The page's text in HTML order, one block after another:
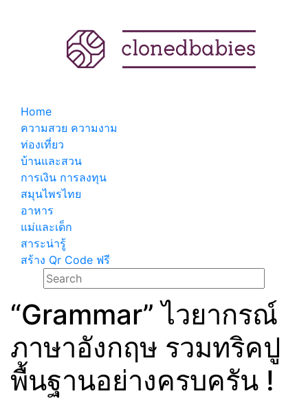
Home
ความสวย ความงาม
ท่องเที่ยว
บ้านและสวน
การเงิน การลงทุน
สมุนไพรไทย
อาหาร
แม่และเด็ก
สาระน่ารู้
สร้าง Qr Code ฟรี
“Grammar” ไวยากรณ์
ภาษาอังกฤษ รวมทริคปู
พื้นฐานอย่างครบครัน !